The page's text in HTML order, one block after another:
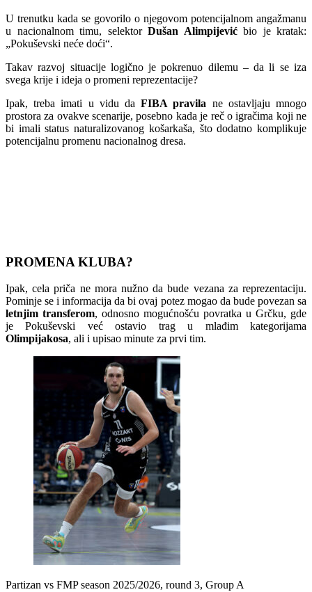
U trenutku kada se govorilo o njegovom potencijalnom angažmanu
u nacionalnom timu, selektor Dušan Alimpijevićbio je kratak:
„Pokuševski neće doći“.
Takav razvoj situacije logično je pokrenuo dilemu – da li se iza
svega krije i ideja o promeni reprezentacije?
Ipak, treba imati u vidu daFIBA pravila ne ostavljaju mnogo
prostora za ovakve scenarije, posebno kada je reč o igračima koji ne
bi imali status naturalizovanog košarkaša, što dodatno komplikuje
potencijalnu promenu nacionalnog dresa.
PROMENA KLUBA?
Ipak, cela priča ne mora nužno da bude vezana za reprezentaciju.
Pominje se i informacija da bi ovaj potez mogao da bude povezan sa
letnjim transferom, odnosno mogućnošću povratka u Grčku, gde
je Pokuševski već ostavio trag u mlađim kategorijama
Olimpijakosa, ali i upisao minute za prvi tim.
Partizan vs FMP season 2025/2026, round 3, Group A